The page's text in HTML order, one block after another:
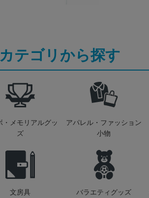
カテゴリから探す
・メモリアルグッ
ズ
アパレル・ファッション
小物
文房具 バラエティグッズ